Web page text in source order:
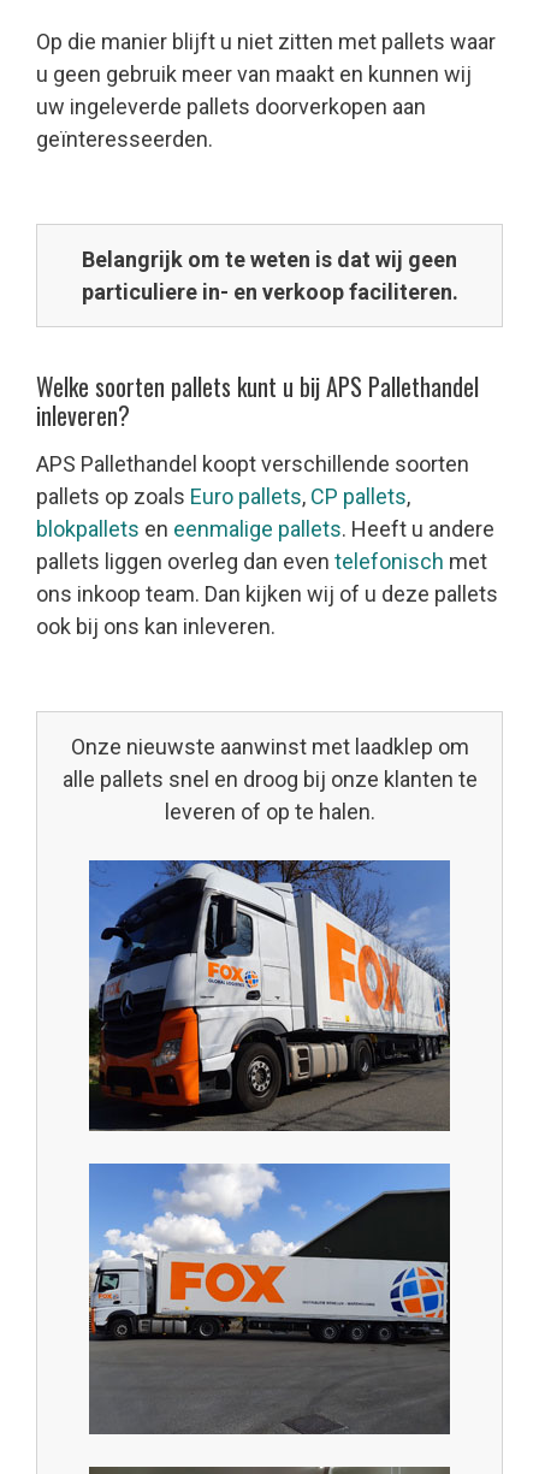
Op die manier blijft u niet zitten met pallets waar
u geen gebruik meer van maakt en kunnen wij
uw ingeleverde pallets doorverkopen aan
geïnteresseerden.
Belangrijk om te weten is dat wij geen
particuliere in- en verkoop faciliteren.
Welke soorten pallets kunt u bij APS Pallethandel
inleveren?
APS Pallethandel koopt verschillende soorten
pallets op zoals Euro pallets, CP pallets,
blokpallets en eenmalige pallets. Heeft u andere
pallets liggen overleg dan even telefonisch met
ons inkoop team. Dan kijken wij of u deze pallets
ook bij ons kan inleveren.
Onze nieuwste aanwinst met laadklep om
alle pallets snel en droog bij onze klanten te
leveren of op te halen.